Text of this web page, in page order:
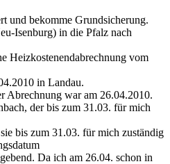
und bekomme Grundsicherung.
Isenburg) in die Pfalz nach
Heizkostenendabrechnung vom
in Landau.
Abrechnung war am 26.04.2010.
der bis zum 31.03. für mich
bis zum 31.03. für mich zuständig
Da ich am 26.04. schon in